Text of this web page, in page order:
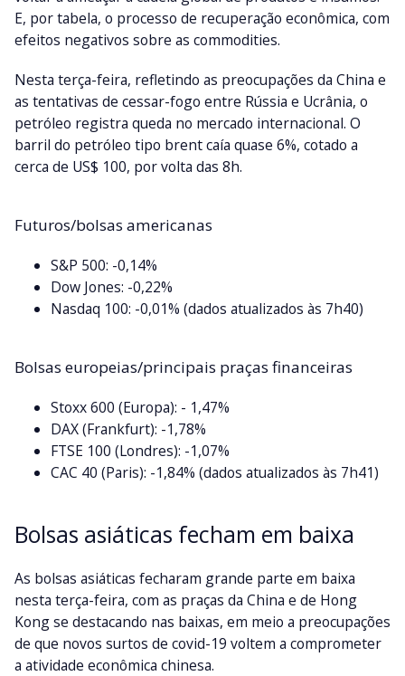
E, por tabela, o processo de recuperação econômica, com
efeitos negativos sobre as commodities.
Nesta terça-feira, refletindo as preocupações da China e
as tentativas de cessar-fogo entre Rússia e Ucrânia, o
petróleo registra queda no mercado internacional. O
barril do petróleo tipo brent caía quase 6%, cotado a
cerca de US$ 100, por volta das 8h.
Futuros/bolsas americanas
S&P 500: -0,14%
Dow Jones: -0,22%
Nasdaq 100: -0,01% (dados atualizados às 7h40)
Bolsas europeias/principais praças financeiras
Stoxx 600 (Europa): - 1,47%
DAX (Frankfurt): -1,78%
FTSE 100 (Londres): -1,07%
CAC 40 (Paris): -1,84% (dados atualizados às 7h41)
Bolsas asiáticas fecham em baixa
As bolsas asiáticas fecharam grande parte em baixa
nesta terça-feira, com as praças da China e de Hong
Kong se destacando nas baixas, em meio a preocupações
de que novos surtos de covid-19 voltem a comprometer
a atividade econômica chinesa.